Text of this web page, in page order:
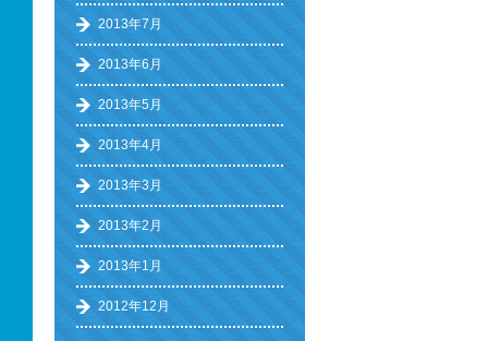
2013年7月
2013年6月
2013年5月
2013年4月
2013年3月
2013年2月
2013年1月
2012年12月